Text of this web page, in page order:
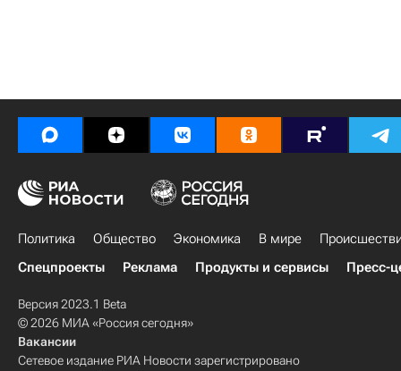
Политика Общество Экономика В мире
Спецпроекты
Реклама Продукты и сервисы Пресс-
Версия 2023.1 Beta
© 2026 МИА «Россия сегодня»
Вакансии
Сетевое издание РИА Новости зарегистрировано